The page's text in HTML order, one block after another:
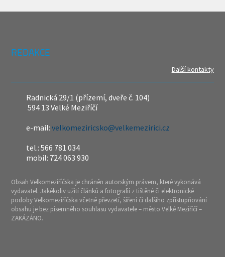
REDAKCE
Další kontakty
Radnická 29/1 (přízemí, dveře č. 104)
594 13 Velké Meziříčí
e-mail:velkomeziricsko@velkemezirici.cz
tel.: 566 781 034
mobil: 724 063 930
Obsah Velkomeziříčska je chráněn autorským právem, které vykonává
vydavatel. Jakékoliv užití článků a fotografií z tištěné či elektronické
podoby Velkomeziříčska včetně převzetí, šíření či dalšího zpřístupňování
obsahu je bez písemného souhlasu vydavatele – město Velké Meziříčí –
ZAKÁZÁNO.